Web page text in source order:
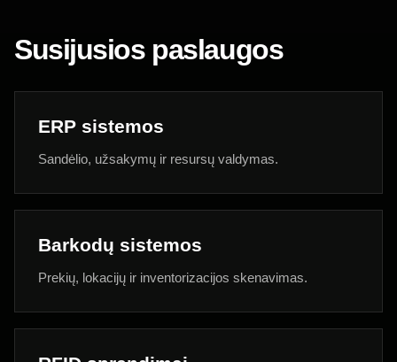
Susijusios paslaugos
ERP sistemos
Sandėlio, užsakymų ir resursų valdymas.
Barkodų sistemos
Prekių, lokacijų ir inventorizacijos skenavimas.